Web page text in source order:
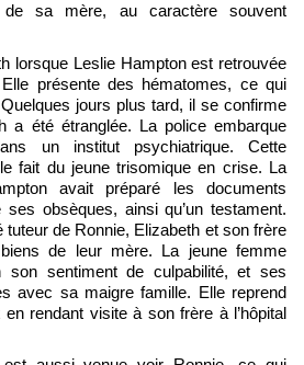
sa mère, au caractère souvent
lorsque Leslie Hampton est retrouvée
présente des hématomes, ce qui
jours plus tard, il se confirme
a été étranglée. La police embarque
un institut psychiatrique. Cette
fait du jeune trisomique en crise. La
avait préparé les documents
obsèques, ainsi qu’un testament.
tuteur de Ronnie, Elizabeth et son frère
de leur mère. La jeune femme
sentiment de culpabilité, et ses
avec sa maigre famille. Elle reprend
rendant visite à son frère à l’hôpital